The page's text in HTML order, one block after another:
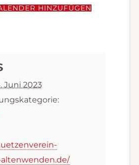
HINZUFÜGEN
Juni 2023